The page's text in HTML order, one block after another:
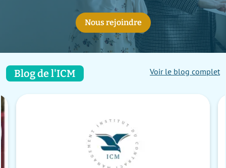
Nous rejoindre
Blog de l'ICM Voir le blog complet